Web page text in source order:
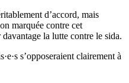
d’accord, mais
marquée contre cet
la lutte contre le sida.
s’opposeraient clairement à